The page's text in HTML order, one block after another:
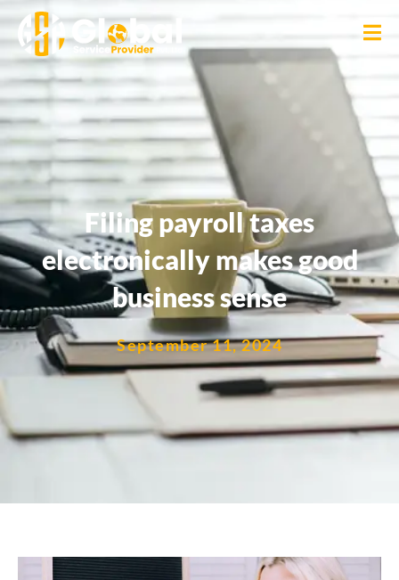
Filing payroll taxes
electronically makes good
business sense
September 11, 2024